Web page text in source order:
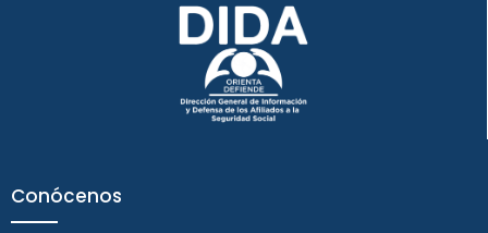
Conócenos